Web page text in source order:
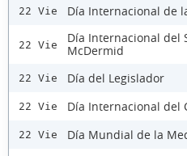
22 Vie Día Internacional de
22 Vie
Día Internacional del
McDermid
22 Vie Día del Legislador
22 Vie Día Internacional del
22 Vie Día Mundial de la